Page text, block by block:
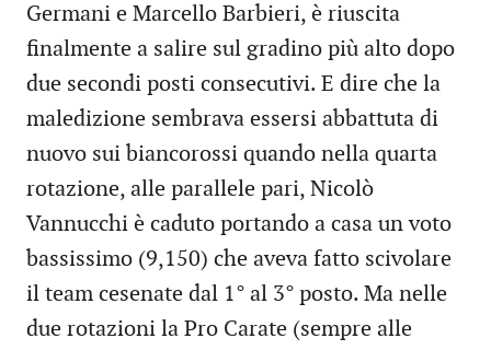
Germani e Marcello Barbieri, è riuscita
finalmente a salire sul gradino più alto dopo
due secondi posti consecutivi. E dire che la
maledizione sembrava essersi abbattuta di
nuovo sui biancorossi quando nella quarta
rotazione, alle parallele pari, Nicolò
Vannucchi è caduto portando a casa un voto
bassissimo (9,150) che aveva fatto scivolare
il team cesenate dal 1° al 3° posto. Ma nelle
due rotazioni la Pro Carate (sempre alle